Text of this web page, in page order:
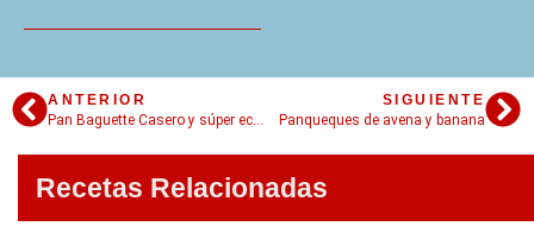
ANTERIOR
SIGUIENTE
Panqueques de avena y banana
Recetas Relacionadas